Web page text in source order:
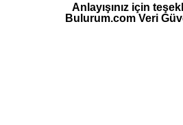
Anlayışınız için
Bulurum.com Veri